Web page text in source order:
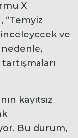
X
“Temyiz
ve
kayıtsız
Bu durum,